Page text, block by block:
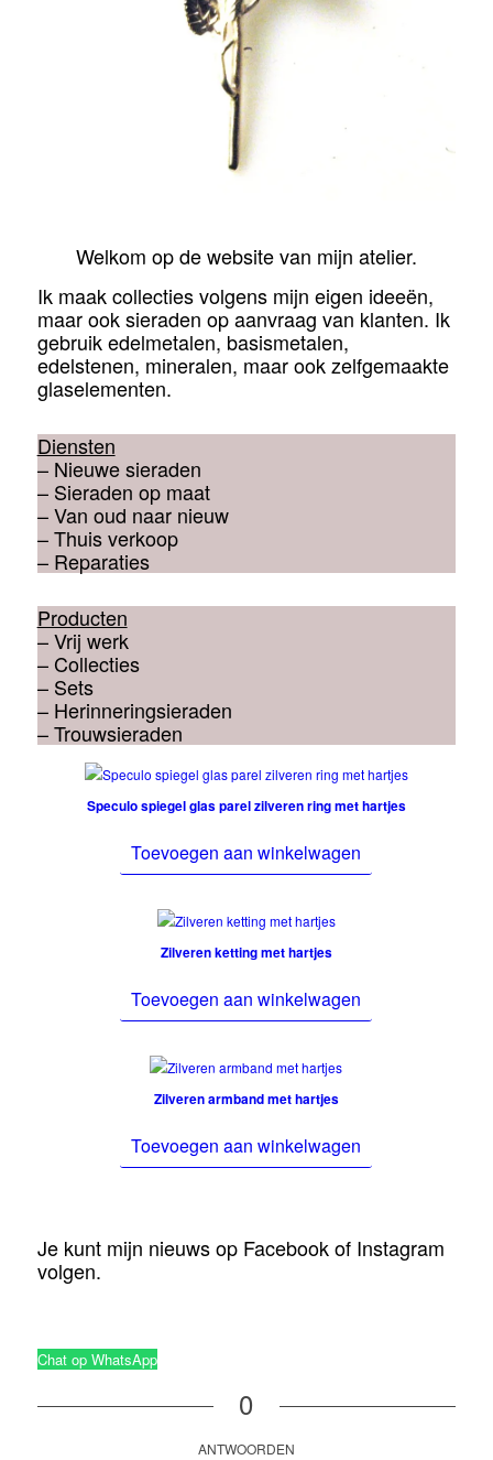
Welkom op de website van mijn atelier.
Ik maak collecties volgens mijn eigen ideeën,
maar ook sieraden op aanvraag van klanten. Ik
gebruik edelmetalen, basismetalen,
edelstenen, mineralen, maar ook zelfgemaakte
glaselementen.
Diensten
– Nieuwe sieraden
– Sieraden op maat
– Van oud naar nieuw
– Thuis verkoop
– Reparaties
Producten
– Vrij werk
– Collecties
– Sets
– Herinneringsieraden
– Trouwsieraden
Speculo spiegel glas parel zilveren ring met hartjes
Toevoegen aan winkelwagen
Zilveren ketting met hartjes
Toevoegen aan winkelwagen
Zilveren armband met hartjes
Toevoegen aan winkelwagen
Je kunt mijn nieuws op Facebook of Instagram
volgen.
Chat op WhatsApp
0
ANTWOORDEN